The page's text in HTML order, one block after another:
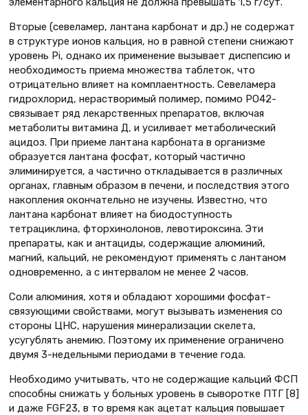
Вторые (севеламер, лантана карбонат и др.) не содержат
в структуре ионов кальция, но в равной степени снижают
уровень Pi, однако их применение вызывает диспепсию и
необходимость приема множества таблеток, что
отрицательно влияет на комплаентность. Севеламера
гидрохлорид, нерастворимый полимер, помимо PO42-
связывает ряд лекарственных препаратов, включая
метаболиты витамина Д, и усиливает метаболический
ацидоз. При приеме лантана карбоната в организме
образуется лантана фосфат, который частично
элиминируется, а частично откладывается в различных
органах, главным образом в печени, и последствия этого
накопления окончательно не изучены. Известно, что
лантана карбонат влияет на биодоступность
тетрациклина, фторхинолонов, левотироксина. Эти
препараты, как и антациды, содержащие алюминий,
магний, кальций, не рекомендуют применять с лантаном
одновременно, а с интервалом не менее 2 часов.
Соли алюминия, хотя и обладают хорошими фосфат-
связующими свойствами, могут вызывать изменения со
стороны ЦНС, нарушения минерализации скелета,
усугублять анемию. Поэтому их применение ограничено
двумя 3-недельными периодами в течение года.
Необходимо учитывать, что не содержащие кальций ФСП
способны снижать у больных уровень в сыворотке ПТГ [8]
и даже FGF23, в то время как ацетат кальция повышает